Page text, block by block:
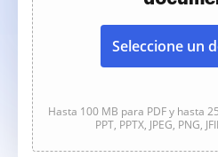
Seleccione un
Hasta 100 MB para PDF y hasta
PPT, PPTX, JPEG, PNG,